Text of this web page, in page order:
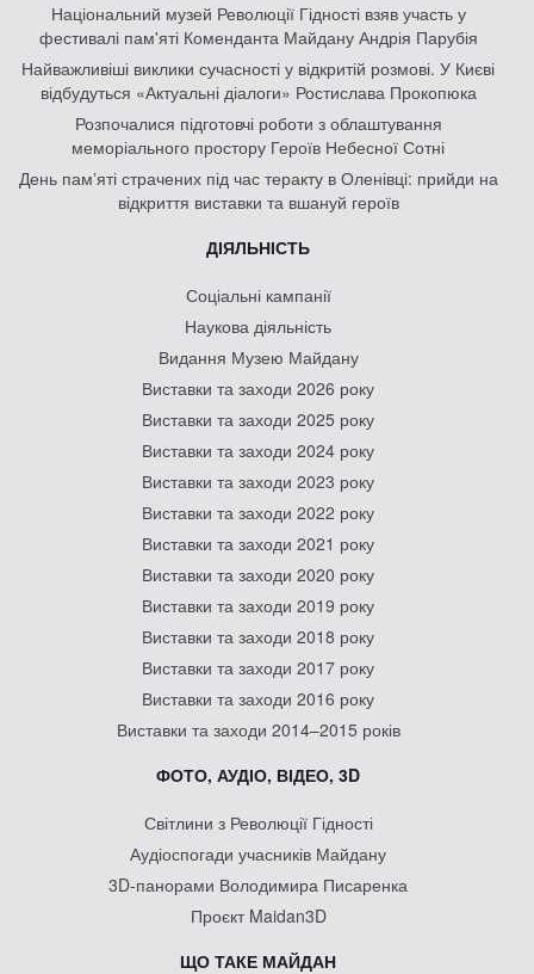
Національний музей Революції Гідності взяв участь у
фестивалі пам'яті Коменданта Майдану Андрія Парубія
Найважливіші виклики сучасності у відкритій розмові. У Києві
відбудуться «Актуальні діалоги» Ростислава Прокопюка
Розпочалися підготовчі роботи з облаштування
меморіального простору Героїв Небесної Сотні
День памʼяті страчених під час теракту в Оленівці: прийди на
відкриття виставки та вшануй героїв
ДІЯЛЬНІСТЬ
Соціальні кампанії
Наукова діяльність
Видання Музею Майдану
Виставки та заходи 2026 року
Виставки та заходи 2025 року
Виставки та заходи 2024 року
Виставки та заходи 2023 року
Виставки та заходи 2022 року
Виставки та заходи 2021 року
Виставки та заходи 2020 року
Виставки та заходи 2019 року
Виставки та заходи 2018 року
Виставки та заходи 2017 року
Виставки та заходи 2016 року
Виставки та заходи 2014–2015 років
ФОТО, АУДІО, ВІДЕО, 3D
Світлини з Революції Гідності
Аудіоспогади учасників Майдану
3D-панорами Володимира Писаренка
Проєкт Maidan3D
ЩО ТАКЕ МАЙДАН